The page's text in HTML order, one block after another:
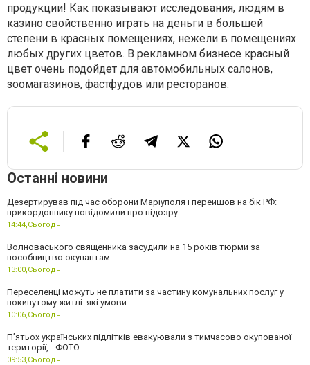
продукции! Как показывают исследования, людям в
казино свойственно играть на деньги в большей
степени в красных помещениях, нежели в помещениях
любых других цветов. В рекламном бизнесе красный
цвет очень подойдет для автомобильных салонов,
зоомагазинов, фастфудов или ресторанов.
Останні новини
Дезертирував під час оборони Маріуполя і перейшов на бік РФ:
прикордоннику повідомили про підозру
14:44,Сьогодні
Волноваського священника засудили на 15 років тюрми за
пособництво окупантам
13:00,Сьогодні
Переселенці можуть не платити за частину комунальних послуг у
покинутому житлі: які умови
10:06,Сьогодні
П’ятьох українських підлітків евакуювали з тимчасово окупованої
території, - ФОТО
09:53,Сьогодні